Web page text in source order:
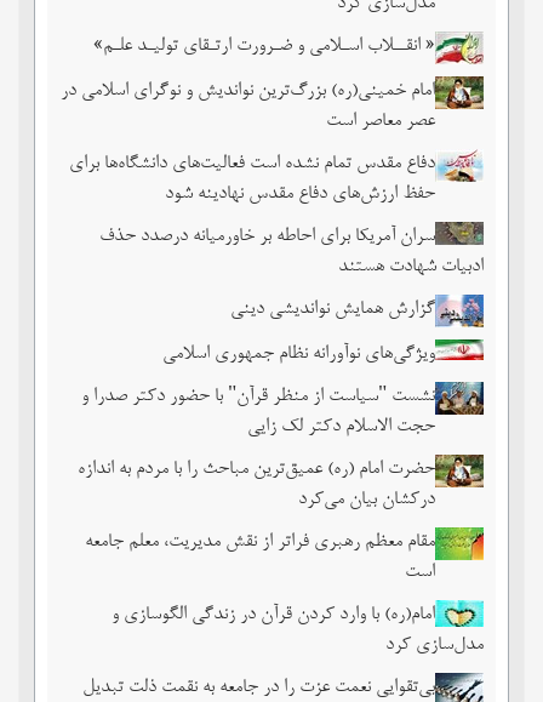
« انقــلاب اسـلامی و ضـرورت ارتـقای تولیـد علـم»
امام خمینی(ره) بزرگ‌ترین نواندیش و نوگرای اسلامی در
عصر معاصر است
دفاع مقدس تمام نشده است فعالیت‌های دانشگاه‌ها برای
حفظ ارزش‌های دفاع مقدس نهادینه شود
سران آمریکا برای احاطه بر خاورمیانه درصدد حذف
ادبیات شهادت هستند
گزارش همایش نواندیشی دینی
ویژگی‌های نوآورانه نظام جمهوری اسلامی
نشست‏ "سیاست از منظر قرآن" با حضور دکتر صدرا و
حجت الاسلام دکتر لک زایی
حضرت امام (ره) عمیق‌ترین مباحث را با مردم به اندازه
درکشان بیان می‌کرد
مقام معظم رهبری فراتر از نقش مدیریت، معلم جامعه
است
امام(ره) با وارد کردن قرآن در زندگی الگوسازی و
مدل‌سازی کرد
بی‌تقوایی نعمت عزت را در جامعه به نقمت ذلت تبدیل